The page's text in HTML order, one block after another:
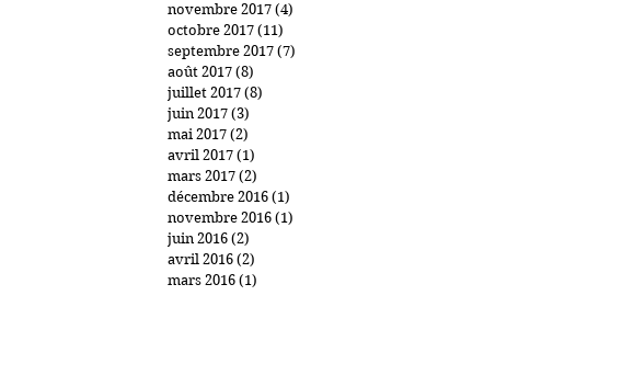
novembre 2017 (4)
octobre 2017 (11)
septembre 2017 (7)
août 2017 (8)
juillet 2017 (8)
juin 2017 (3)
mai 2017 (2)
avril 2017 (1)
mars 2017 (2)
décembre 2016 (1)
novembre 2016 (1)
juin 2016 (2)
avril 2016 (2)
mars 2016 (1)